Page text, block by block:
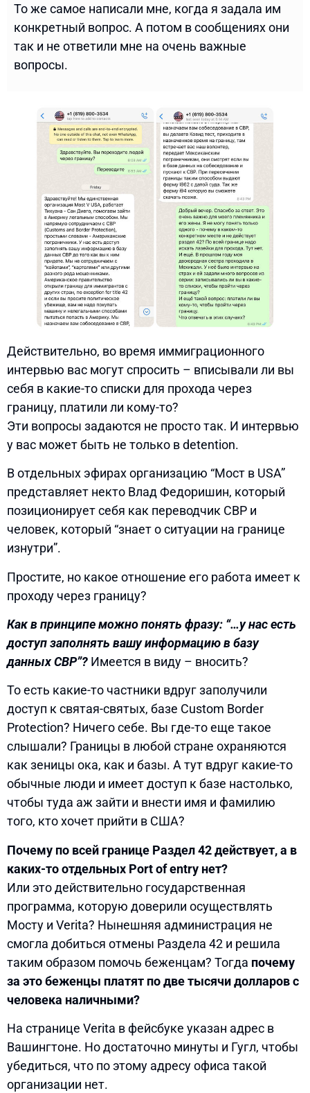
То же самое написали мне, когда я задала им
конкретный вопрос. А потом в сообщениях они
так и не ответили мне на очень важные
вопросы.
Действительно, во время иммиграционного
интервью вас могут спросить – вписывали ли вы
себя в какие-то списки для прохода через
границу, платили ли кому-то?
Эти вопросы задаются не просто так. И интервью
у вас может быть не только в detention.
В отдельных эфирах организацию “Мост в USA”
представляет некто Влад Федоришин, который
позиционирует себя как переводчик CBP и
человек, который “знает о ситуации на границе
изнутри”.
Простите, но какое отношение его работа имеет к
проходу через границу?
Как в принципе можно понять фразу: “…у нас есть
доступ заполнять вашу информацию в базу
данных CBP”? Имеется в виду – вносить?
То есть какие-то частники вдруг заполучили
доступ к святая-святых, базе Custom Border
Protection? Ничего себе. Вы где-то еще такое
слышали? Границы в любой стране охраняются
как зеницы ока, как и базы. А тут вдруг какие-то
обычные люди и имеет доступ к базе настолько,
чтобы туда аж зайти и внести имя и фамилию
того, кто хочет прийти в США?
Почему по всей границе Раздел 42 действует, а в
каких-то отдельных Port of entry нет?
Или это действительно государственная
программа, которую доверили осуществлять
Мосту и Verita? Нынешняя администрация не
смогла добиться отмены Раздела 42 и решила
таким образом помочь беженцам? Тогда почему
за это беженцы платят по две тысячи долларов с
человека наличными?
На странице Verita в фейсбуке указан адрес в
Вашингтоне. Но достаточно минуты и Гугл, чтобы
убедиться, что по этому адресу офиса такой
организации нет.